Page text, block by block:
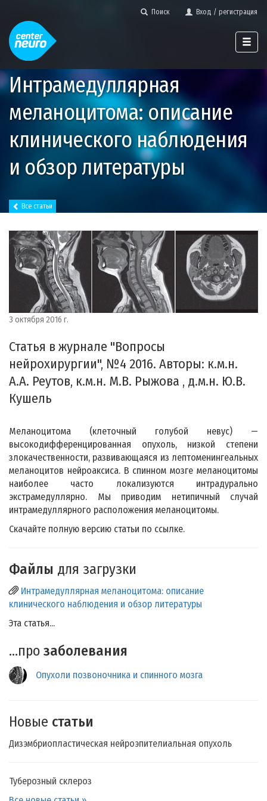
Поиск Вход / регистрация
Интрамедуллярная
меланоцитома: описание
клинического наблюдения
и обзор литературы
Все статьи
3 октября 2016 г.
Статья в журнале "Вопросы
нейрохирургии", №4 2016. Авторы: к.м.н.
А.А. Реутов, к.м.н. М.В. Рыжова , д.м.н. Ю.В.
Кушель
Меланоцитома (клеточный голубой невус) —
высокодифференцированная опухоль, низкой степени
злокачественности, развивающаяся из лептоменингеальных
меланоцитов нейроаксиса. В спинном мозге меланоцитомы
наиболее часто локализуются интрадурально
экстрамедуллярно. Мы приводим нетипичный случай
интрамедуллярного расположения меланоцитомы.
Скачайте полную версию статьи по ссылке.
Файлы для загрузки
Интрамедуллярная меланоцитома: описание
клинического наблюдения и обзор литературы
Эта статья...
...про заболевания
Опухоли позвоночника и спинного мозга
Новые статьи
Дизэмбриопластическая нейроэпителиальная опухоль
Туберозный склероз